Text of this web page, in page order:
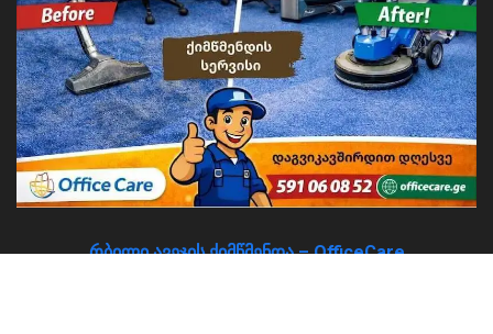
რბილი ავეჯის ქიმწმენდა – OfficeCare